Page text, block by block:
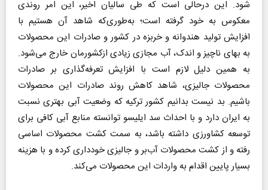
شود. این در‌حالی است که طی سالیان اخیر، این امر روندی
معکوس به خود گرفته است؛ به‌طوری‌که شاهد آن هستیم با
افزایش تولید هندوانه و خربزه در کشور و صادرات این محصولات
به بهای ناچیز و اندک، آب مجازی زیادی ازکشورمان خارج می‌شود.
به همین دلیل لازم است با افزایش تعرفه‌گذاری بر صادرات
محصولات جالیزی، شاهد کاهش روند صادرات این محصولات
باشیم. بد نیست بدانیم کشور ترکیه که وضعیت آبی بهتری نسبت
به ایران دارد و با احداث سد ایلیسو توانسته منابع آبی کافی برای
توسعه کشاورزی داشته باشد، به سمت کشت محصولات اساسی
رفته و از کشت محصولات آب‌بر و جالیزی خودداری کرده و با هزینه
بسیار پایین اقدام به واردات این محصولات می‌کند.